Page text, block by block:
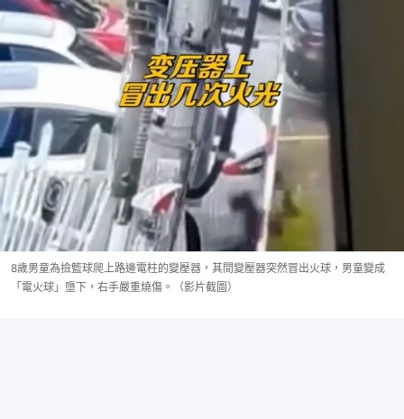
8歲男童為撿籃球爬上路邊電柱的變壓器，其間變壓器突然冒出火球，男童變成
「電火球」墮下，右手嚴重燒傷。（影片截圖）